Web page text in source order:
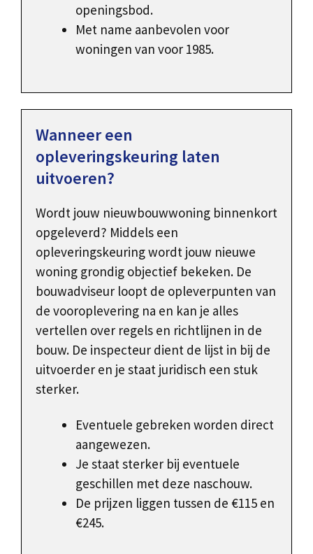
openingsbod.
Met name aanbevolen voor
woningen van voor 1985.
Wanneer een
opleveringskeuring laten
uitvoeren?
Wordt jouw nieuwbouwwoning binnenkort
opgeleverd? Middels een
opleveringskeuring wordt jouw nieuwe
woning grondig objectief bekeken. De
bouwadviseur loopt de opleverpunten van
de vooroplevering na en kan je alles
vertellen over regels en richtlijnen in de
bouw. De inspecteur dient de lijst in bij de
uitvoerder en je staat juridisch een stuk
sterker.
Eventuele gebreken worden direct
aangewezen.
Je staat sterker bij eventuele
geschillen met deze naschouw.
De prijzen liggen tussen de €115 en
€245.